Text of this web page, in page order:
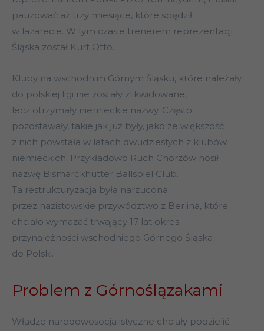
pauzować aż trzy miesiące, które spędził
w lazarecie. W tym czasie trenerem reprezentacji
Śląska został Kurt Otto.
Kluby na wschodnim Górnym Śląsku, które należały
do polskiej ligi nie zostały zlikwidowane,
lecz otrzymały niemieckie nazwy. Często
pozostawały, takie jak już były, jako że większość
z nich powstała w latach dwudziestych z klubów
niemieckich. Przykładowo Ruch Chorzów nosił
nazwę Bismarckhütter Ballspiel Club.
Ta restrukturyzacja była narzucona
przez nazistowskie przywództwo z Berlina, które
chciało wymazać trwający 17 lat okres
przynależności wschodniego Górnego Śląska
do Polski.
Problem z Górnoślązakami
Władze narodowosocjalistyczne chciały podzielić